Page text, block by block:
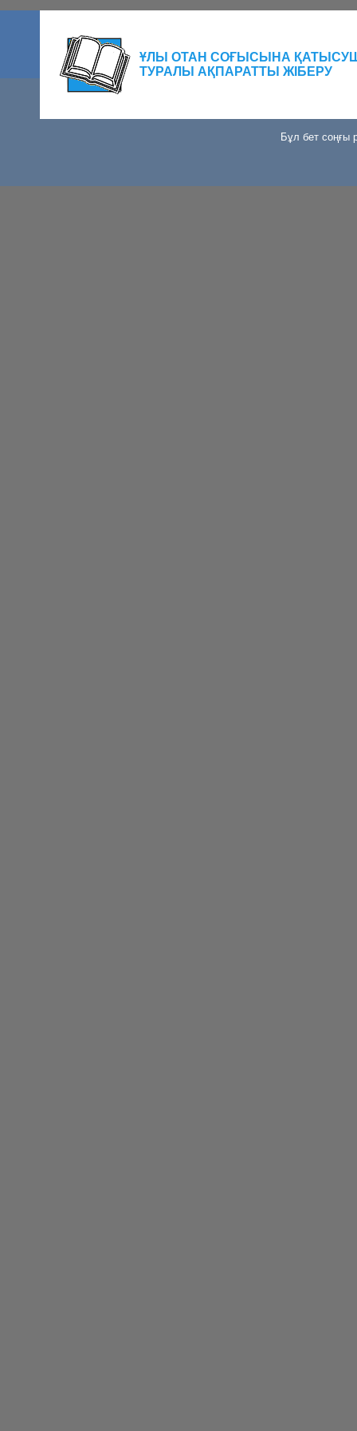
ҰЛЫ ОТАН СОҒЫСЫНА
ТУРАЛЫ АҚПАРАТТЫ ЖІБЕРУ
Бұл бет соңғы